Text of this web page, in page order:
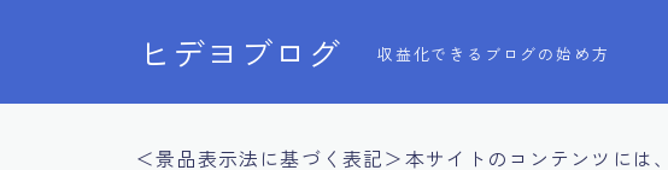
ヒデヨブログ 収益化できるブログの始め方
＜景品表示法に基づく表記＞本サイトのコンテンツには